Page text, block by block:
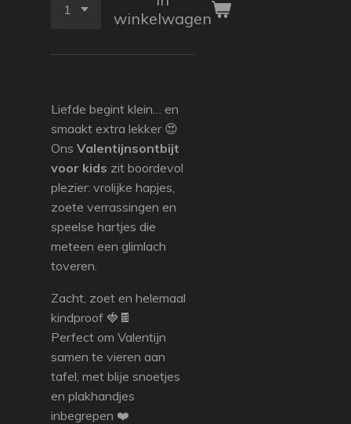
winkelwagen
Liefde begint klein… en
smaakt extra lekker 😍
Ons Valentijnsontbijt
voor kids zit boordevol
plezier: vrolijke hapjes,
zoete verrassingen en
speelse hartjes die
meteen een glimlach
toveren.
Zacht, zoet en helemaal
kindproof 🍓🍫
Perfect om Valentijn
samen te vieren aan
tafel, met blije snoetjes
en plakhandjes
inbegrepen ❤️